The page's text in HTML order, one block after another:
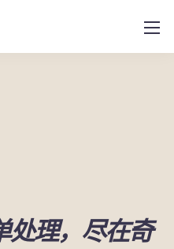
处理，尽在奇